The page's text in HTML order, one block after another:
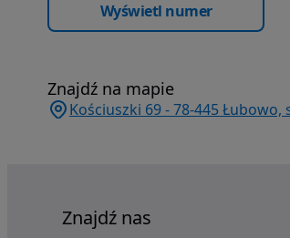
Wyświetl numer
Znajdź na mapie
Kościuszki 69 - 78-445
Znajdź nas